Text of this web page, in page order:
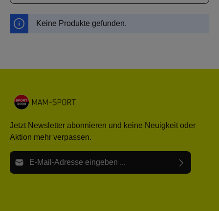
Keine Produkte gefunden.
Jetzt Newsletter abonnieren und keine Neuigkeit oder
Aktion mehr verpassen.
E-Mail-Adresse*